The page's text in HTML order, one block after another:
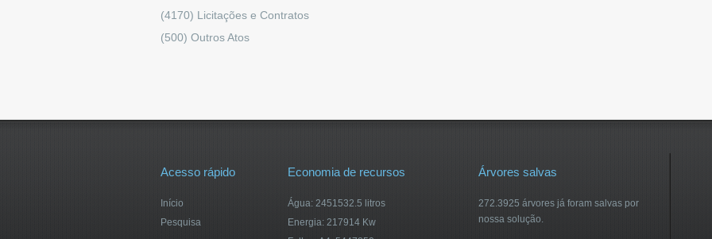
(4170) Licitações e Contratos
(500) Outros Atos
Acesso rápido
Início
Pesquisa
Economia de recursos
Água: 2451532.5 litros
Energia: 217914 Kw
Árvores salvas
272.3925 árvores já foram salvas por
nossa solução.